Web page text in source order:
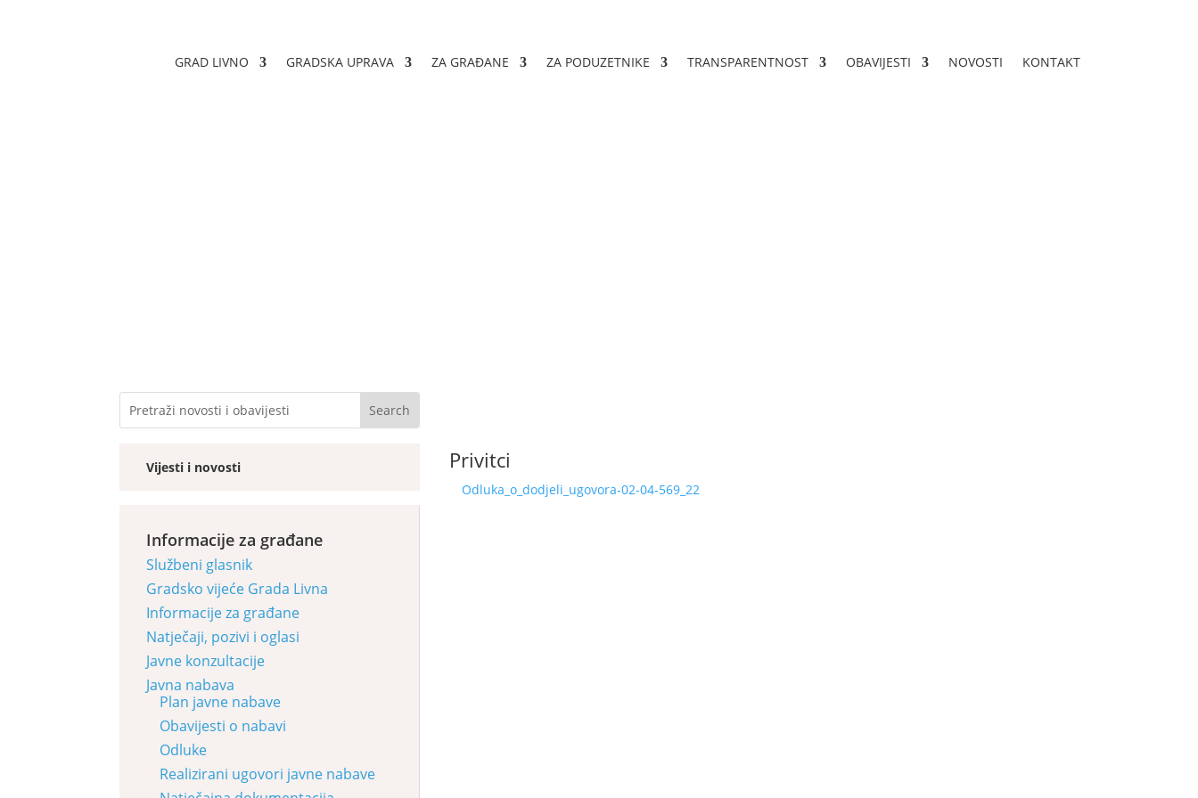
GRAD LIVNO GRADSKA UPRAVA ZA GRAĐANE ZA PODUZETNIKE TRANSPARENTNOST OBAVIJESTI NOVOSTI KONTAKT
Vijesti i novosti
Informacije za građane
Službeni glasnik
Gradsko vijeće Grada Livna
Informacije za građane
Natječaji, pozivi i oglasi
Javne konzultacije
Javna nabava
Plan javne nabave
Obavijesti o nabavi
Odluke
Realizirani ugovori javne nabave
Privitci
Odluka_o_dodjeli_ugovora-02-04-569_22